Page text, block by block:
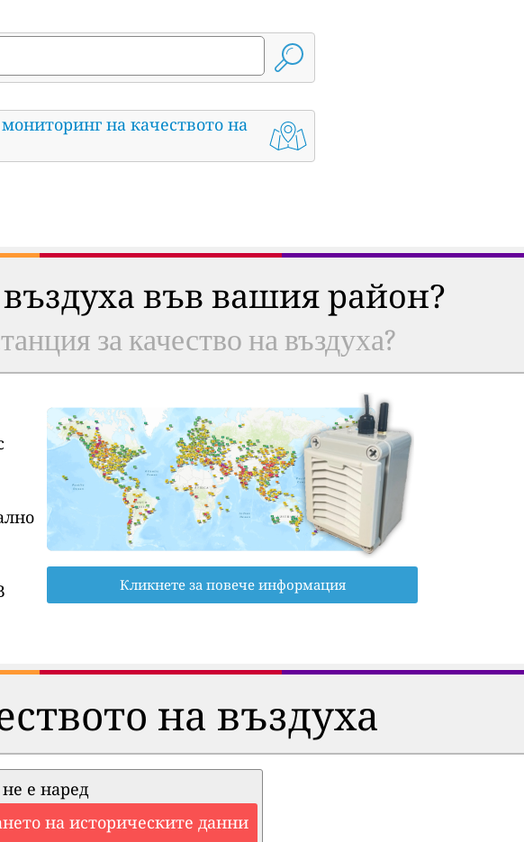
на качеството на
във вашия район?
за качество на въздуха?
Кликнете за повече информация
на въздуха
е наред
на историческите данни